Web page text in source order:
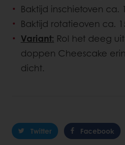
Baktijd inschietoven ca.
Baktijd rotatieoven ca.
Variant: Rol het deeg
doppen Cheescake
dicht.
Twitter Facebook